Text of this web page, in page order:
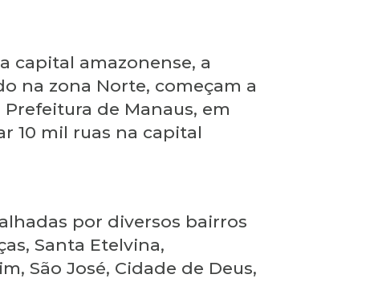
capital amazonense, a
na zona Norte, começam a
de Manaus, em
10 mil ruas na capital
por diversos bairros
Santa Etelvina,
São José, Cidade de Deus,